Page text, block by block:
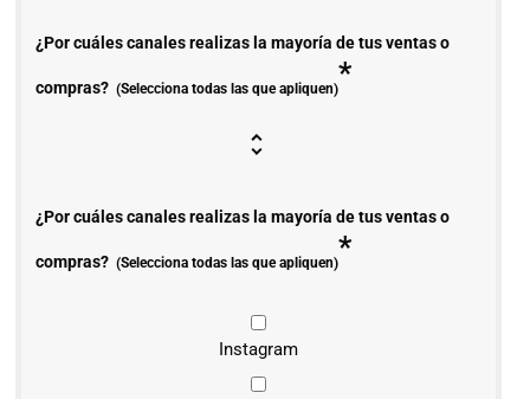
¿Por cuáles canales realizas la mayoría de tus ventas o
compras? (Selecciona todas las que apliquen)*
¿Por cuáles canales realizas la mayoría de tus ventas o
compras? (Selecciona todas las que apliquen)*
Instagram